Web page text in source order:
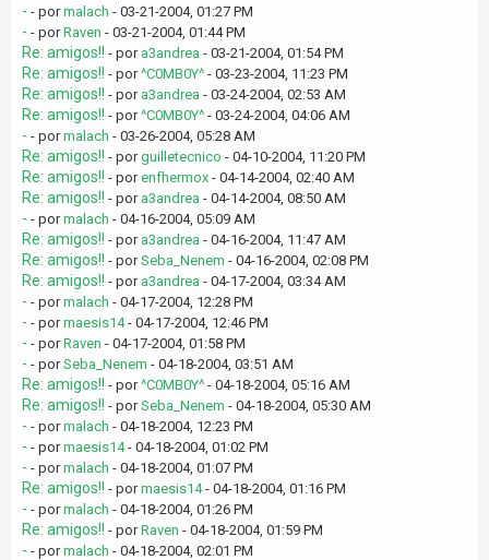
- - pormalach - 03-21-2004, 01:27 PM
- - porRaven - 03-21-2004, 01:44 PM
Re: amigos!! - por a3andrea - 03-21-2004, 01:54 PM
Re: amigos!! - por^C0MB0Y^ - 03-23-2004, 11:23 PM
Re: amigos!! - por a3andrea - 03-24-2004, 02:53 AM
Re: amigos!! - por^C0MB0Y^ - 03-24-2004, 04:06 AM
- - pormalach - 03-26-2004, 05:28 AM
Re: amigos!! - porguilletecnico - 04-10-2004, 11:20 PM
Re: amigos!! - porenfhermox - 04-14-2004, 02:40 AM
Re: amigos!! - por a3andrea - 04-14-2004, 08:50 AM
- - pormalach - 04-16-2004, 05:09 AM
Re: amigos!! - por a3andrea - 04-16-2004, 11:47 AM
Re: amigos!! - porSeba_Nenem - 04-16-2004, 02:08 PM
Re: amigos!! - por a3andrea - 04-17-2004, 03:34 AM
- - pormalach - 04-17-2004, 12:28 PM
- - pormaesis14- 04-17-2004, 12:46 PM
- - porRaven - 04-17-2004, 01:58 PM
- - porSeba_Nenem - 04-18-2004, 03:51 AM
Re: amigos!! - por^C0MB0Y^ - 04-18-2004, 05:16 AM
Re: amigos!! - porSeba_Nenem - 04-18-2004, 05:30 AM
- - pormalach - 04-18-2004, 12:23 PM
- - pormaesis14- 04-18-2004, 01:02 PM
- - pormalach - 04-18-2004, 01:07 PM
Re: amigos!! - pormaesis14- 04-18-2004, 01:16 PM
- - pormalach - 04-18-2004, 01:26 PM
Re: amigos!! - porRaven - 04-18-2004, 01:59 PM
- - pormalach - 04-18-2004, 02:01 PM